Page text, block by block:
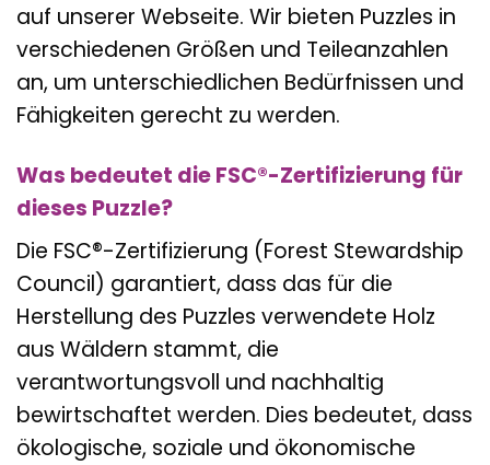
auf unserer Webseite. Wir bieten Puzzles in
verschiedenen Größen und Teileanzahlen
an, um unterschiedlichen Bedürfnissen und
Fähigkeiten gerecht zu werden.
Was bedeutet die FSC®-Zertifizierung für
dieses Puzzle?
Die FSC®-Zertifizierung (Forest Stewardship
Council) garantiert, dass das für die
Herstellung des Puzzles verwendete Holz
aus Wäldern stammt, die
verantwortungsvoll und nachhaltig
bewirtschaftet werden. Dies bedeutet, dass
ökologische, soziale und ökonomische